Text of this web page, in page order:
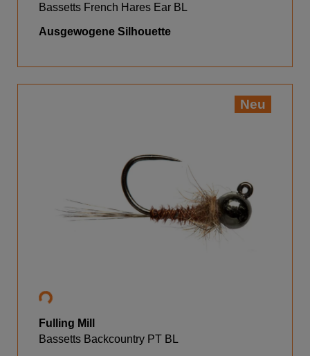
Bassetts French Hares Ear BL
Ausgewogene Silhouette
Neu
Fulling Mill
Bassetts Backcountry PT BL